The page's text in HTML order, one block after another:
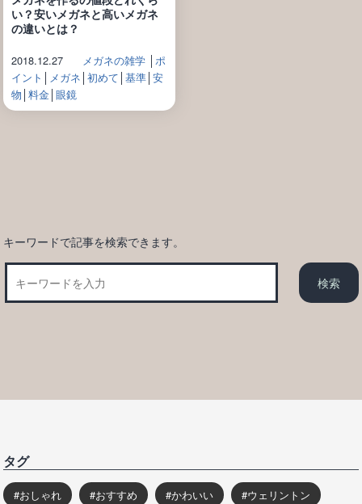
い？安いメガネと高いメガネ
の違いとは？
2018.12.27 メガネの雑学│ ポ
イント
メガネ 初めて 基準│ 安
物 料金│ 眼鏡
キーワードで記事を検索できます。
タグ
おしゃれ おすすめ かわいい ウェリントン